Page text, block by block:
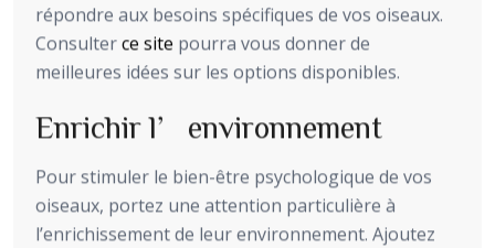
répondre aux besoins spécifiques de vos oiseaux.
Consulterce site pourra vous donner de
meilleures idées sur les options disponibles.
Enrichir l’environnement
Pour stimuler le bien-être psychologique de vos
oiseaux, portez une attention particulière à
l’enrichissement de leur environnement. Ajoutez